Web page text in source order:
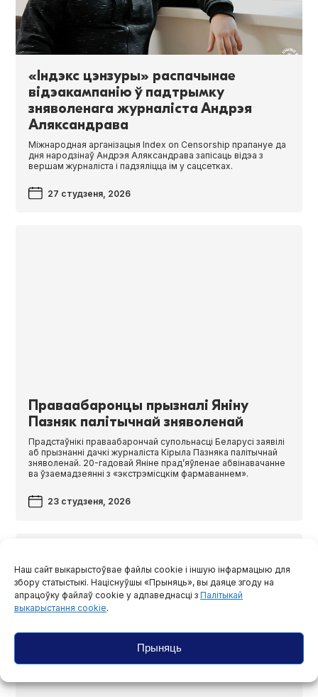
Наш сайт выкарыстоўвае файлы cookie і іншую інфармацыю для
збору статыстыкі. Націснуўшы «Прыняць», вы даяце згоду на
апрацоўку файлаў cookie у адпаведнасці з Палітыкай
выкарыстання cookie.
Прыняць
«Індэкс цэнзуры» распачынае
відэакампанію ў падтрымку
зняволенага журналіста Андрэя
Аляксандрава
Міжнародная арганізацыя Index on Cen­sor­ship прапануе да
дня народзінаў Андрэя Аляксандрава запісаць відэа з
вершам журналіста і падзяліцца ім у сацсетках.
27 студзеня, 2026
Праваабаронцы прызналі Яніну
Пазняк палітычнай зняволенай
Прадстаўнікі праваабарончай супольнасці Беларусі заявілі
аб прызнанні дачкі журналіста Кірыла Пазняка палітычнай
зняволенай. 20-гадовай Яніне прад’яўленае абвінавачанне
ва ўзаемадзеянні з «экстрэмісцкім фармаваннем».
23 студзеня, 2026